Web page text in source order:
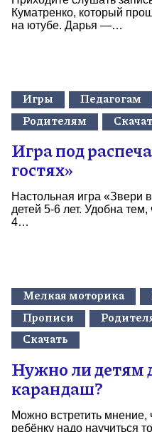
Куматренко, который
на ютубе. Дарья —…
Игры
Педагогам
Родителям
Игра под
гостях»
Настольная игра «Звери
детей 5-6 лет. Удобна тем,
4…
Мелкая моторика
Прописи
Скачать
Нужно ли детям
карандаш?
Можно встретить
ребёнку надо научиться